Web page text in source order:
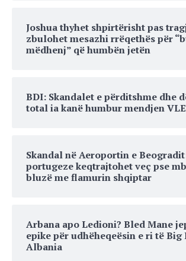
Joshua thyhet shpirtërisht pas
zbulohet mesazhi rrëqethës për
mëdhenj” që humbën jetën
BDI: Skandalet e përditshme dhe
total ia kanë humbur mendjen
Skandal në Aeroportin e
portugeze keqtrajtohet veç pse
bluzë me flamurin shqiptar
Arbana apo Ledioni? Bled Mane
epike për udhëheqeësin e ri të
Albania